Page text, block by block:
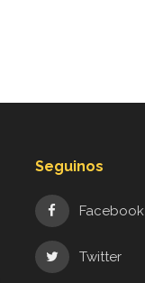
Seguinos
Facebook
Twitter